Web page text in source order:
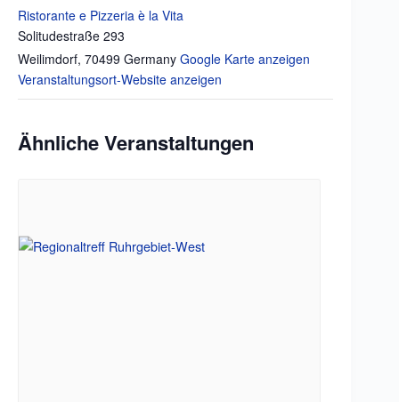
Ristorante e Pizzeria è la Vita
Solitudestraße 293
Weilimdorf, 70499 Germany Google Karte anzeigen
Veranstaltungsort-Website anzeigen
Ähnliche Veranstaltungen